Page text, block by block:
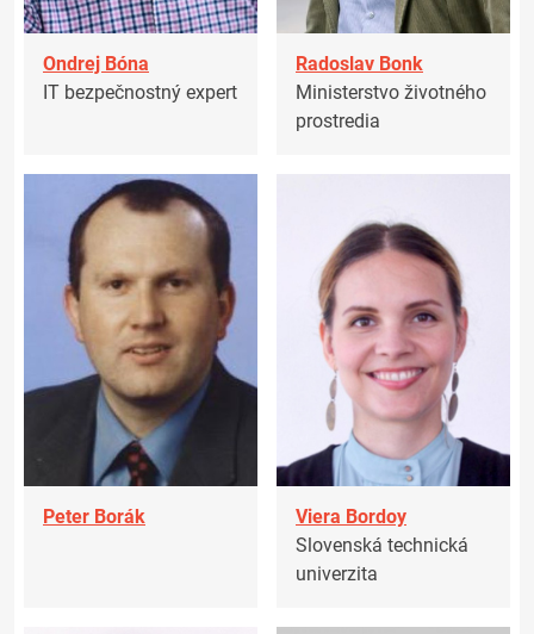
Ondrej Bóna
IT bezpečnostný expert
Radoslav Bonk
Ministerstvo životného
prostredia
Peter Borák
Viera Bordoy
Slovenská technická
univerzita